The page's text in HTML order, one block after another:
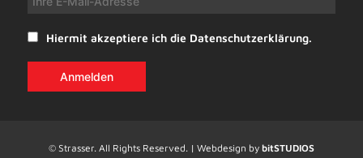
Hiermit akzeptiere ich die Datenschutzerklärung.
© Strasser. All Rights Reserved. | Webdesign by bitSTUDIOS